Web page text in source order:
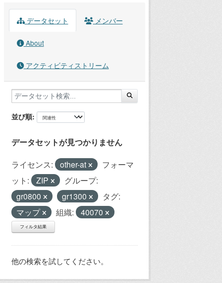
データセット メンバー
About
アクティビティストリーム
並び順
データセットが見つかりません
ライセンス: other-at
フォーマ
ット:
ZIP
グループ:
gr0800
gr1300
タグ:
マップ
組織: 40070
フィルタ結果
他の検索を試してください。